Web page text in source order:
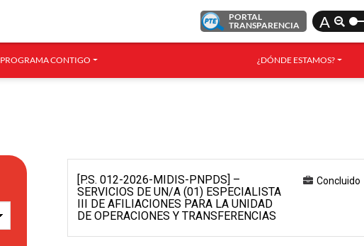
PORTAL
TRANSPARENCIA
A
PROGRAMA CONTIGO ¿DÓNDE ESTAMOS?
[P.S. 012-2026-MIDIS-PNPDS] –
SERVICIOS DE UN/A (01) ESPECIALISTA
III DE AFILIACIONES PARA LA UNIDAD
DE OPERACIONES Y TRANSFERENCIAS
Concluido